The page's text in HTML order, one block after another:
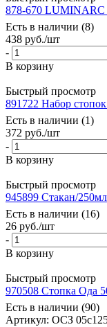
878-670 LUMINARC
Есть в наличии (8)
438 руб./шт
-
В корзину
Быстрый просмотр
891722 Набор
Есть в наличии (1)
372 руб./шт
-
В корзину
Быстрый просмотр
945899 Стакан/
Есть в наличии (16)
26 руб./шт
-
В корзину
Быстрый просмотр
970508 Стопка Ода
Есть в наличии (90)
Артикул: ОСЗ